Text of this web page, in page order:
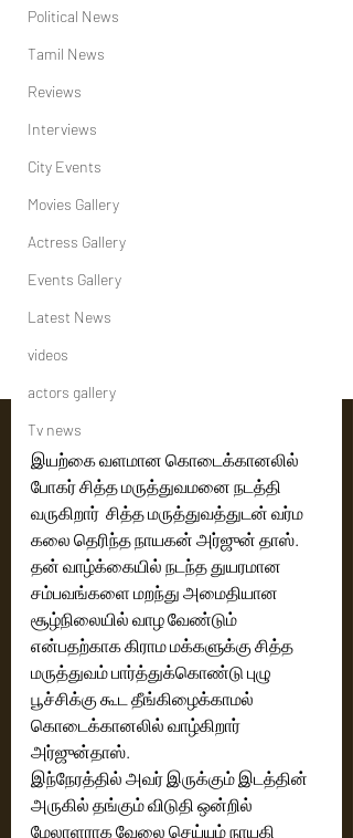
Political News
Tamil News
Reviews
Interviews
City Events
Movies Gallery
Actress Gallery
Events Gallery
Latest News
videos
actors gallery
Tv news
இயற்கை வளமான கொடைக்கானலில்
போகர் சித்த மருத்துவமனை நடத்தி
வருகிறார்  சித்த மருத்துவத்துடன் வர்ம
கலை தெரிந்த நாயகன் அர்ஜுன் தாஸ்.
தன் வாழ்க்கையில் நடந்த துயரமான
சம்பவங்களை மறந்து அமைதியான
சூழ்நிலையில் வாழ வேண்டும்
என்பதற்காக கிராம மக்களுக்கு சித்த
மருத்துவம் பார்த்துக்கொண்டு புழு
பூச்சிக்கு கூட தீங்கிழைக்காமல்
கொடைக்கானலில் வாழ்கிறார்
அர்ஜுன்தாஸ்.
இந்நேரத்தில் அவர் இருக்கும் இடத்தின்
அருகில் தங்கும் விடுதி ஒன்றில்
மேலாளராக வேலை செய்யும் நாயகி